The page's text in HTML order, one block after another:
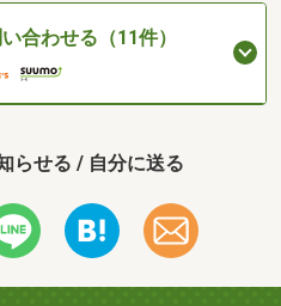
合わせる（11件）
らせる / 自分に送る